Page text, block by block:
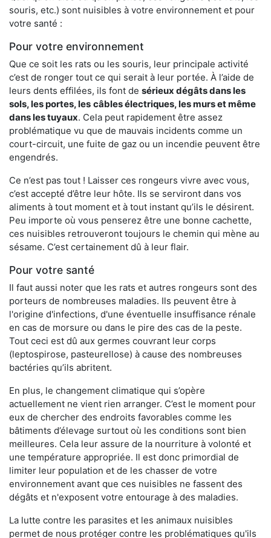
souris, etc.) sont nuisibles à votre environnement et pour
votre santé :
Pour votre environnement
Que ce soit les rats ou les souris, leur principale activité
c’est de ronger tout ce qui serait à leur portée. À l’aide de
leurs dents effilées, ils font de sérieux dégâts dans les
sols, les portes, les câbles électriques, les murs et même
dans les tuyaux. Cela peut rapidement être assez
problématique vu que de mauvais incidents comme un
court-circuit, une fuite de gaz ou un incendie peuvent être
engendrés.
Ce n’est pas tout ! Laisser ces rongeurs vivre avec vous,
c’est accepté d’être leur hôte. Ils se serviront dans vos
aliments à tout moment et à tout instant qu’ils le désirent.
Peu importe où vous penserez être une bonne cachette,
ces nuisibles retrouveront toujours le chemin qui mène au
sésame. C’est certainement dû à leur flair.
Pour votre santé
Il faut aussi noter que les rats et autres rongeurs sont des
porteurs de nombreuses maladies. Ils peuvent être à
l'origine d'infections, d'une éventuelle insuffisance rénale
en cas de morsure ou dans le pire des cas de la peste.
Tout ceci est dû aux germes couvrant leur corps
(leptospirose, pasteurellose) à cause des nombreuses
bactéries qu’ils abritent.
En plus, le changement climatique qui s’opère
actuellement ne vient rien arranger. C’est le moment pour
eux de chercher des endroits favorables comme les
bâtiments d’élevage surtout où les conditions sont bien
meilleures. Cela leur assure de la nourriture à volonté et
une température appropriée. Il est donc primordial de
limiter leur population et de les chasser de votre
environnement avant que ces nuisibles ne fassent des
dégâts et n'exposent votre entourage à des maladies.
La lutte contre les parasites et les animaux nuisibles
permet de nous protéger contre les problématiques qu'ils